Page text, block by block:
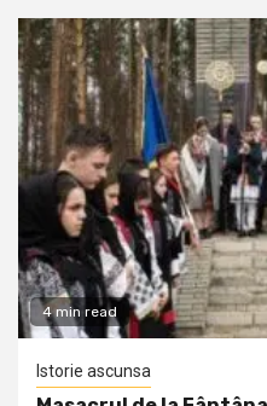
4 min read
Istorie ascunsa